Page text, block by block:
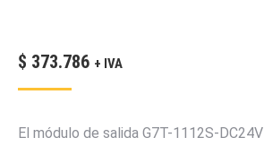
$ 373.786 + IVA
El módulo de salida G7T-1112S-